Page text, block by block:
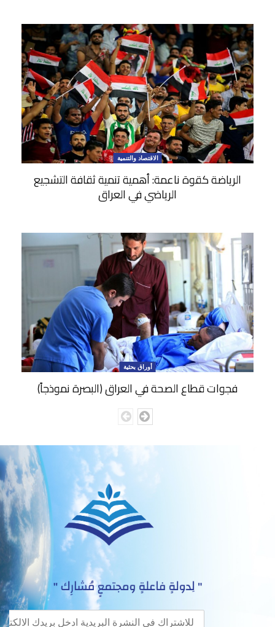
الاقتصاد والتنمية
الرياضة كقوة ناعمة: أهمية تنمية ثقافة التشجيع
الرياضي في العراق
أوراق بحثية
فجوات قطاع الصحة في العراق (البصرة نموذجاً)